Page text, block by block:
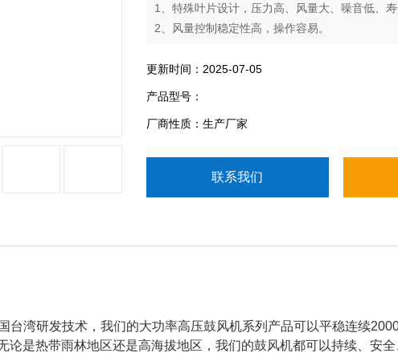
1、特殊叶片设计，压力高、风量大、噪音低、寿
2、风量控制稳定性高，操作容易。
4、绝缘性能强,安装容易, 可靠性高,高压缩比,
染,保养容易,外观优美
更新时间：2025-07-05
产品型号：
厂商性质：生产厂家
联系我们
台湾研发技术，我们的大功率高压鼓风机系列产品可以平稳连续
论是热带雨林地区还是高海拔地区，我们的鼓风机都可以持续、安全